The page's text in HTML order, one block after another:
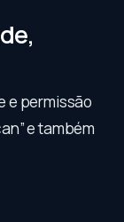
e permissão
e também